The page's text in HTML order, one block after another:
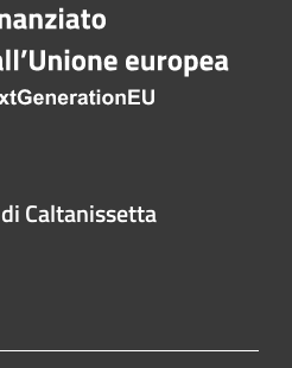
Caltanissetta